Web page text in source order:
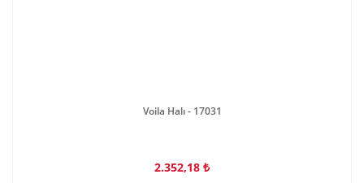
Voila Halı - 17031
2.352,18 ₺